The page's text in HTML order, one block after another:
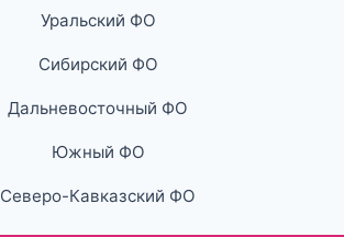
Уральский ФО
Сибирский ФО
Дальневосточный ФО
Южный ФО
Северо-Кавказский ФО